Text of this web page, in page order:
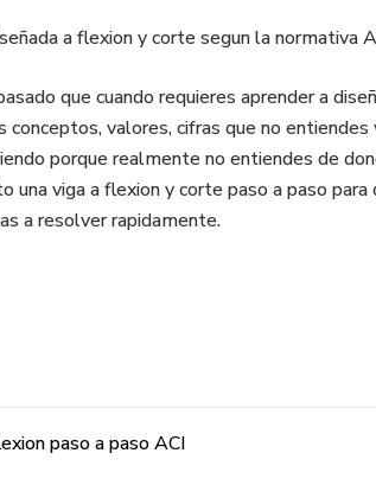
a flexion y corte segun la normativa
que cuando requieres aprender a
conceptos, valores, cifras que no
porque realmente no entiendes de
una viga a flexion y corte paso a paso
a resolver rapidamente.
paso a paso ACI